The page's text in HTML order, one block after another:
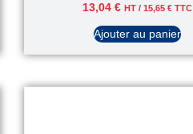
13,04€ HT /15,65€ TTC
Ajouter au panier